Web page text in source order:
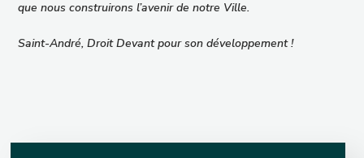
que nous construirons l’avenir de notre Ville.
Saint-André, Droit Devant pour son développement !